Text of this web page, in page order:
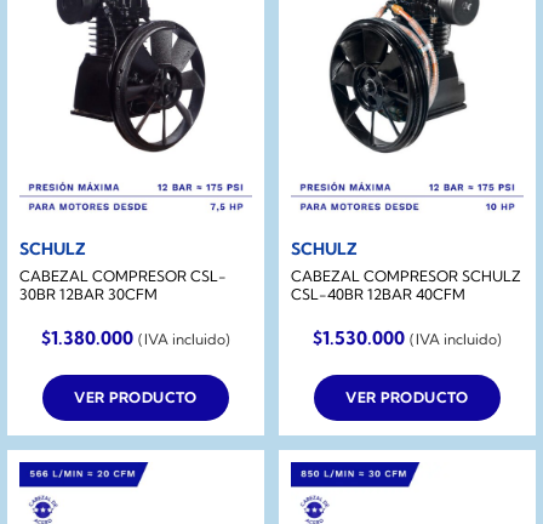
SCHULZ
CABEZAL COMPRESOR CSL-
30BR 12BAR 30CFM
$1.380.000 (IVA incluido)
VER PRODUCTO
SCHULZ
CABEZAL COMPRESOR SCHULZ
CSL-40BR 12BAR 40CFM
$1.530.000 (IVA incluido)
VER PRODUCTO